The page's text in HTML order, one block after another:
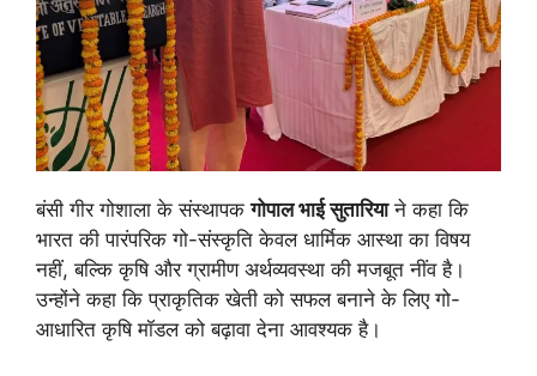
बंसी गीर गोशाला के संस्थापकगोपाल भाई सुतारियाने कहा कि
भारत की पारंपरिक गो-संस्कृति केवल धार्मिक आस्था का विषय
नहीं, बल्कि कृषि और ग्रामीण अर्थव्यवस्था की मजबूत नींव है।
उन्होंने कहा कि प्राकृतिक खेती को सफल बनाने के लिए गो-
आधारित कृषि मॉडल को बढ़ावा देना आवश्यक है।